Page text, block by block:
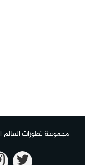
مجموعة تطورات العالم